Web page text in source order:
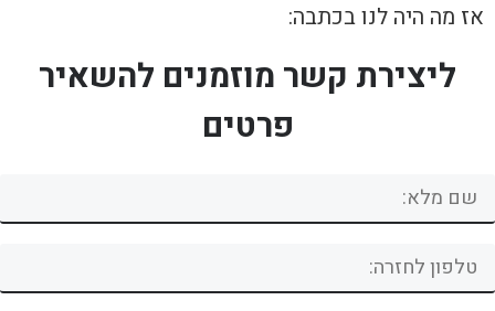
אז מה היה לנו בכתבה:
ליצירת קשר מוזמנים להשאיר
פרטים